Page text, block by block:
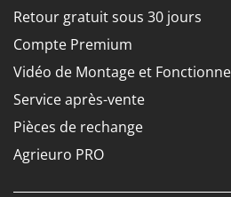
Smartwood
Smeg
Snapper
Solidur
Spice Electronics
Retour gratuit sous 30 jours
Compte Premium
Vidéo de Montage et
Service après-vente
Pièces de rechange
Agrieuro PRO